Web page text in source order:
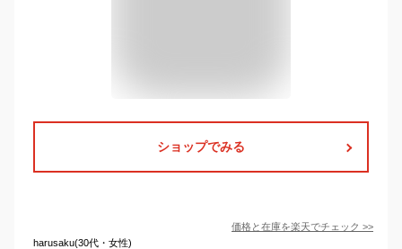
ショップでみる
価格と在庫を楽天でチェック >>
harusaku(30代・女性)